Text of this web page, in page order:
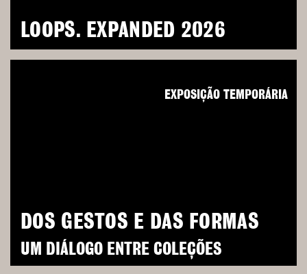
LOOPS. EXPANDED 2026
DOS GESTOS E DAS FORMAS
UM DIÁLOGO ENTRE COLEÇÕES
EXPOSIÇÃO TEMPORÁRIA